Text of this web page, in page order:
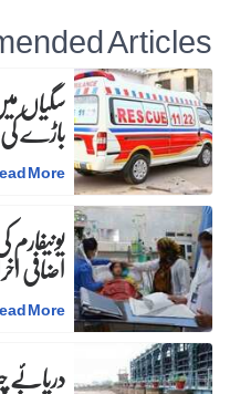
Articles
سگیاں
باڑے
More
اضافی
More
دریائے